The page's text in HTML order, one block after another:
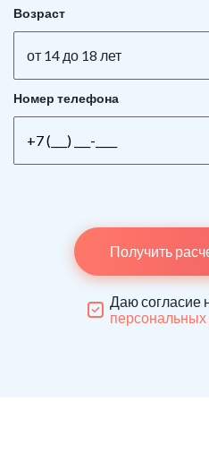
Возраст
от 14 до 18 лет
Номер телефона
Получить
Даю согласие